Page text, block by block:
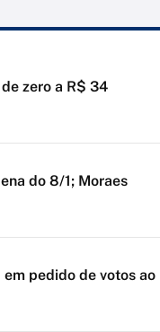
zero a R$ 34
do 8/1; Moraes
pedido de votos ao